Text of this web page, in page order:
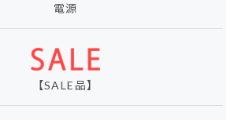
電源
【SALE品】